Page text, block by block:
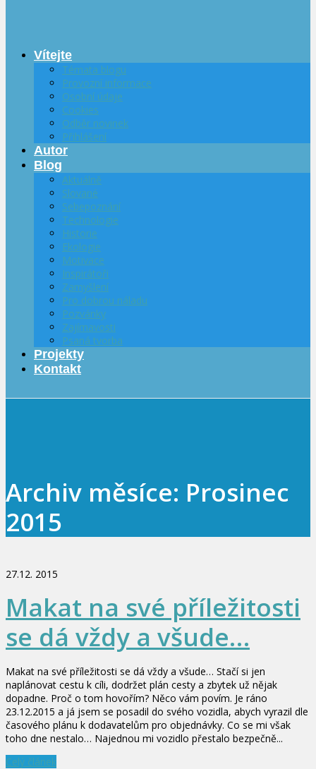
Vítejte
Témata blogu
Provozní informace
Osobní údaje
Cookies
Odběr novinek
Přihlášení
Autor
Blog
Aktuálně
Slované
Sebepoznání
Technologie
Historie
Ekologie
Motivace
Inspirátoři
Zamyšlení
Pro dobrou náladu
Pozvánky
Zajímavosti
Psaná tvorba
Projekty
Kontakt
Archiv měsíce: Prosinec
2015
27.12. 2015
Makat na své příležitosti
se dá vždy a všude…
Makat na své příležitosti se dá vždy a všude… Stačí si jen
naplánovat cestu k cíli, dodržet plán cesty a zbytek už nějak
dopadne. Proč o tom hovořím? Něco vám povím. Je ráno
23.12.2015 a já jsem se posadil do svého vozidla, abych vyrazil dle
časového plánu k dodavatelům pro objednávky. Co se mi však
toho dne nestalo… Najednou mi vozidlo přestalo bezpečně...
Celý článek